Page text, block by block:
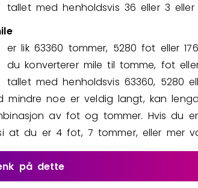
tallet med henholdsvis 36 eller 3 eller
er lik 63360 tommer, 5280 fot eller
du konverterer mile til tomme, fot
tallet med henholdsvis 63360, 5280
mindre noe er veldig langt, kan
av fot og tommer. Hvis du
at du er 4 fot, 7 tommer, eller mer
på dette